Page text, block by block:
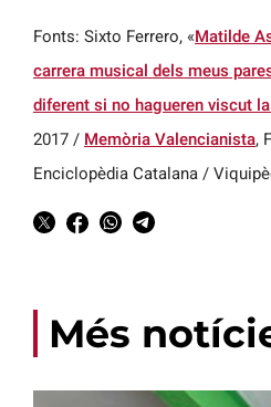
Fonts: Sixto Ferrero, «Matilde
carrera musical dels meus
diferent si no hagueren viscut
2017 / Memòria Valencianista,
Enciclopèdia Catalana /
Més